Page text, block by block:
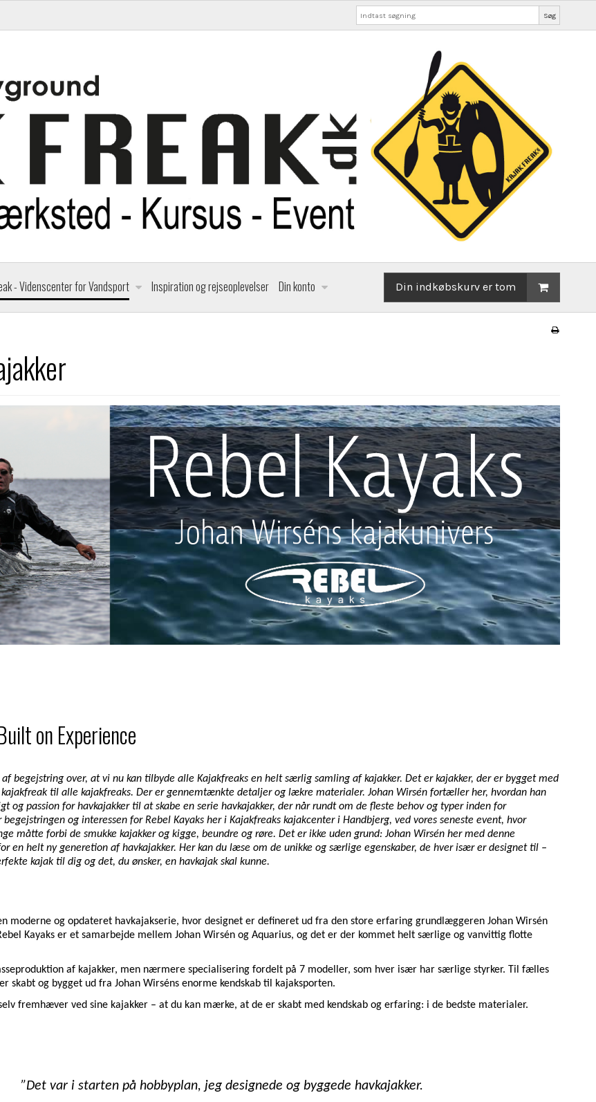
Søg
- Videnscenter for Vandsport Inspiration og rejseoplevelser Din konto Din indkøbskurv er tom
on Experience
begejstring over, at vi nu kan tilbyde alle Kajakfreaks en helt særlig samling af kajakker. Det er kajakker, der er bygget med
til alle kajakfreaks. Der er gennemtænkte detaljer og lækre materialer. Johan Wirsén fortæller her, hvordan han
og passion for havkajakker til at skabe en serie havkajakker, der når rundt om de fleste behov og typer inden for
og interessen for Rebel Kayaks her i Kajakfreaks kajakcenter i Handbjerg, ved vores seneste event, hvor
måtte forbi de smukke kajakker og kigge, beundre og røre. Det er ikke uden grund: Johan Wirsén her med denne
en helt ny generetion af havkajakker. Her kan du læse om de unikke og særlige egenskaber, de hver især er designet til –
kajak til dig og det, du ønsker, en havkajak skal kunne.
en moderne og opdateret havkajakserie, hvor designet er defineret ud fra den store erfaring grundlæggeren Johan Wirsén
Kayaks er et samarbejde mellem Johan Wirsén og Aquarius, og det er der kommet helt særlige og vanvittig flotte
af kajakker, men nærmere specialisering fordelt på 7 modeller, som hver især har særlige styrker. Til fælles
skabt og bygget ud fra Johan Wirséns enorme kendskab til kajaksporten.
fremhæver ved sine kajakker – at du kan mærke, at de er skabt med kendskab og erfaring: i de bedste materialer.
”Det var i starten på hobbyplan, jeg designede og byggede havkajakker.